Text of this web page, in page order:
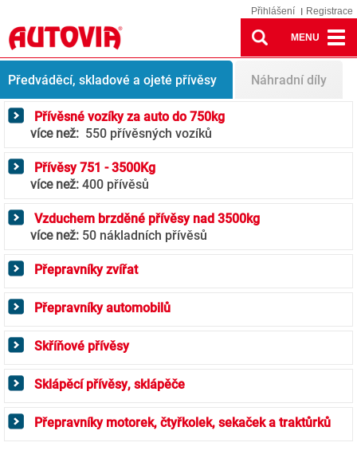
Přihlášení Registrace
MENU
Anhänger Anhänger Angebot
Předváděcí, skladové a ojeté přívěsy Náhradní díly
Přívěsné vozíky za auto do 750kg
více než: 550 přívěsných vozíků
Přívěsy 751 - 3500Kg
více než:400 přívěsů
Vzduchem brzděné přívěsy nad 3500kg
více než: 50 nákladních přívěsů
Přepravníky zvířat
Přepravníky automobilů
Skříňové přívěsy
Sklápěcí přívěsy, sklápěče
Přepravníky motorek, čtyřkolek, sekaček a traktůrků